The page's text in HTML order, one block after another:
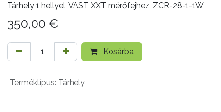
Tárhely 1 hellyel, VAST XXT mérőfejhez, ZCR-28-1-1W
350,00 €
Kosárba
Terméktípus: Tárhely